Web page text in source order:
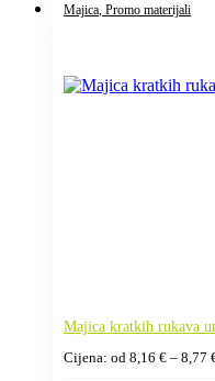
Majica, Promo materijali
Majica kratkih rukava
Cijena: od 8,16 € – 8,77